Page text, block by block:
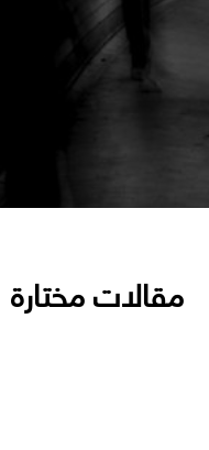
مقالات مختارة